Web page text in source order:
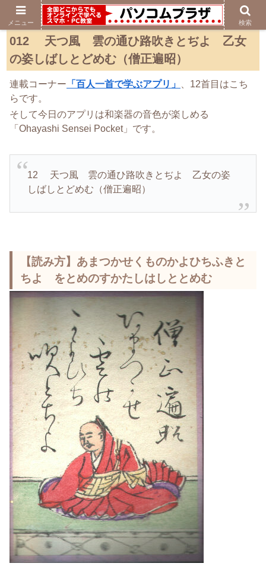
012 天つ風 雲の通ひ路吹きとぢよ 乙女
の姿しばしとどめむ（僧正遍昭）
連載コーナー 「百人一首で学ぶアプリ」
、12首目はこち
らです。
そして今日のアプリは和楽器の音色が楽しめる
「Ohayashi Sensei Pocket」です。
12 天つ風 雲の通ひ路吹きとぢよ 乙女の姿
しばしとどめむ（僧正遍昭）
【読み方】あまつかせくものかよひちふきと
ちよ をとめのすかたしはしととめむ
メニュー 検索